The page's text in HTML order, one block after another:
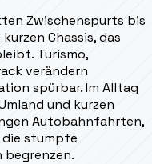
Zwischenspurts bis
Chassis, das
Turismo,
verändern
spürbar. Im Alltag
und kurzen
Autobahnfahrten,
die stumpfe
begrenzen.